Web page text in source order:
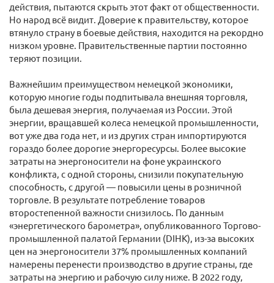
действия, пытаются скрыть этот факт от общественности.
Но народ всё видит. Доверие к правительству, которое
втянуло страну в боевые действия, находится на рекордно
низком уровне. Правительственные партии постоянно
теряют позиции.
Важнейшим преимуществом немецкой экономики,
которую многие годы подпитывала внешняя торговля,
была дешевая энергия, получаемая из России. Этой
энергии, вращавшей колеса немецкой промышленности,
вот уже два года нет, и из других стран импортируются
гораздо более дорогие энергоресурсы. Более высокие
затраты на энергоносители на фоне украинского
конфликта, с одной стороны, снизили покупательную
способность, с другой — повысили цены в розничной
торговле. В результате потребление товаров
второстепенной важности снизилось. По данным
«энергетического барометра», опубликованного Торгово-
промышленной палатой Германии (DIHK), из-за высоких
цен на энергоносители 37% промышленных компаний
намерены перенести производство в другие страны, где
затраты на энергию и рабочую силу ниже. В 2022 году,